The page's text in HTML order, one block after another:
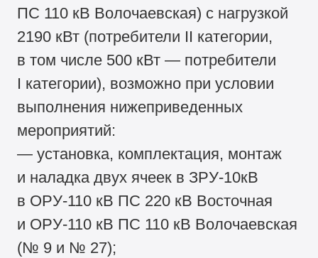
ПС 110 кВ Волочаевская) с нагрузкой
2190 кВт (потребители II категории,
в том числе 500 кВт — потребители
I категории), возможно при условии
выполнения нижеприведенных
мероприятий:
— установка, комплектация, монтаж
и наладка двух ячеек в ЗРУ-10кВ
в ОРУ-110 кВ ПС 220 кВ Восточная
и ОРУ-110 кВ ПС 110 кВ Волочаевская
(№ 9 и № 27);